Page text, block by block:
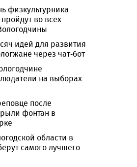
физкультурника
во всех
идей для развития
через чат-бот
на выборах
после
фонтан в
области в
самого лучшего